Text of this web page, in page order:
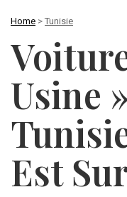
Home > Tunisie
Usine
Est